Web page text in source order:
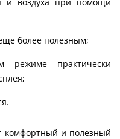
более полезным;
режиме практически
комфортный и полезный